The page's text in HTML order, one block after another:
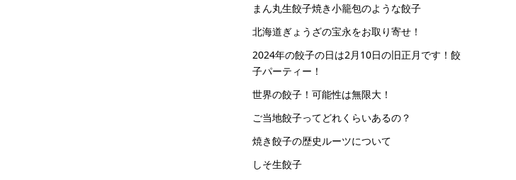
まん丸生餃子焼き小籠包のような餃子
北海道ぎょうざの宝永をお取り寄せ！
2024年の餃子の日は2月10日の旧正月です！餃
子パーティー！
世界の餃子！可能性は無限大！
ご当地餃子ってどれくらいあるの？
焼き餃子の歴史ルーツについて
しそ生餃子